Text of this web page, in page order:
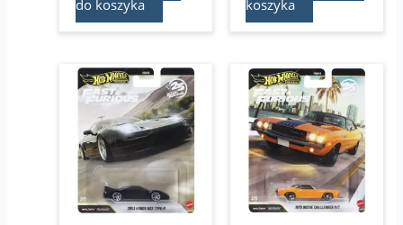
do koszyka
koszyka